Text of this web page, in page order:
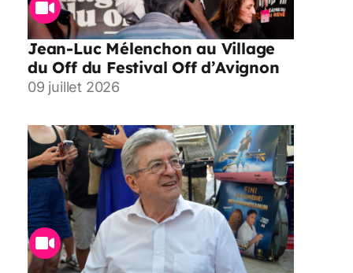
Jean-Luc Mélenchon au Village
du Off du Festival Off d’Avignon
09 juillet 2026